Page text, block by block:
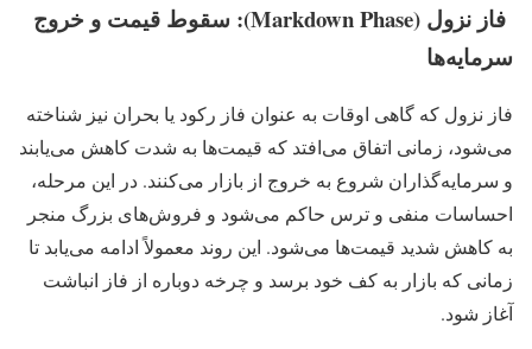
فاز نزول (Markdown Phase): سقوط قیمت و خروج
سرمایه‌ها
فاز نزول که گاهی اوقات به عنوان فاز رکود یا بحران نیز شناخته
می‌شود، زمانی اتفاق می‌افتد که قیمت‌ها به شدت کاهش می‌یابند
و سرمایه‌گذاران شروع به خروج از بازار می‌کنند. در این مرحله،
احساسات منفی و ترس حاکم می‌شود و فروش‌های بزرگ منجر
به کاهش شدید قیمت‌ها می‌شود. این روند معمولاً ادامه می‌یابد تا
زمانی که بازار به کف خود برسد و چرخه دوباره از فاز انباشت
آغاز شود.